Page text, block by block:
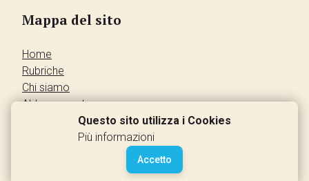
Mappa del sito
Home
Rubriche
Chi siamo
Abbonamento
Annunci dei lettori
Questo sito utilizza i Cookies
Più informazioni
Accetto